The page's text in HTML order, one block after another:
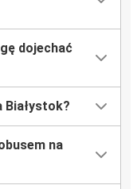
dojechać
Białystok?
na